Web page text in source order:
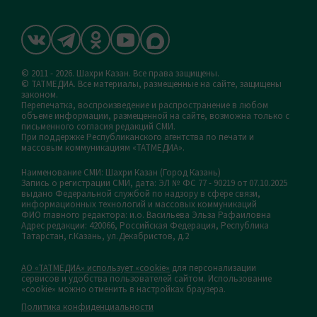
© 2011 - 2026. Шахри Казан. Все права защищены.
© ТАТМЕДИА. Все материалы, размещенные на сайте, защищены
законом.
Перепечатка, воспроизведение и распространение в любом
объеме информации, размещенной на сайте, возможна только с
письменного согласия редакций СМИ.
При поддержке Республиканского агентства по печати и
массовым коммуникациям «ТАТМЕДИА».
Наименование СМИ: Шахри Казан (Город Казань)
Запись о регистрации СМИ, дата: ЭЛ № ФС 77 - 90219 от 07.10.2025
выдано Федеральной службой по надзору в сфере связи,
информационных технологий и массовых коммуникаций
ФИО главного редактора: и.о. Васильева Эльза Рафаиловна
Адрес редакции: 420066, Российская Федерация, Республика
Татарстан, г.Казань, ул.Декабристов, д.2
АО «ТАТМЕДИА» использует «cookie» для персонализации
сервисов и удобства пользователей сайтом. Использование
«cookie» можно отменить в настройках браузера.
Политика конфиденциальности